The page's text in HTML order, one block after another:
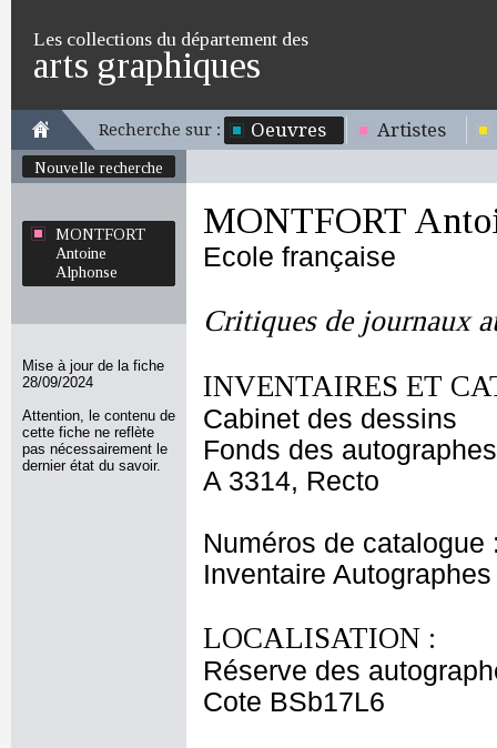
Les collections du département des
arts graphiques
Recherche sur : Oeuvres Artistes
Nouvelle recherche
MONTFORT
Antoine
Alphonse
Mise à jour de la fiche
28/09/2024
Attention, le contenu de
cette fiche ne reflète
pas nécessairement le
dernier état du savoir.
MONTFORT
Ecole française
Critiques de journaux
INVENTAIRES ET
Cabinet des dessins
Fonds des autographes
A 3314, Recto
Numéros de catalogue
Inventaire
LOCALISATION :
Réserve des
Cote BSb17L6